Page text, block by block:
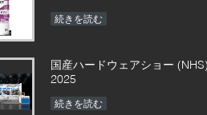
続きを読む
国産ハードウェアショー (NHS)
2025
続きを読む